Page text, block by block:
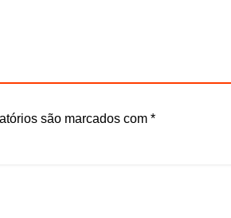
são marcados com *